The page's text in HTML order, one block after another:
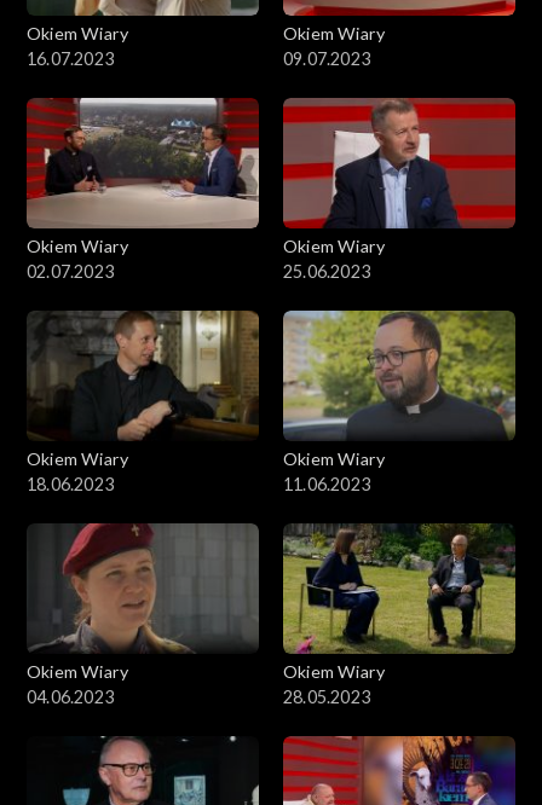
Okiem Wiary
16.07.2023
Okiem Wiary
09.07.2023
Okiem Wiary
02.07.2023
Okiem Wiary
25.06.2023
Okiem Wiary
18.06.2023
Okiem Wiary
11.06.2023
Okiem Wiary
04.06.2023
Okiem Wiary
28.05.2023